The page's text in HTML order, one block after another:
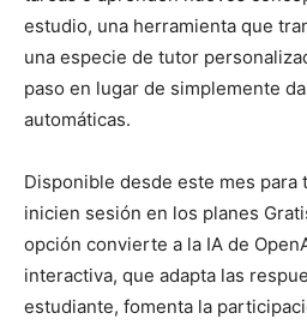
estudio, una herramienta que
una especie de tutor
paso en lugar de simplemente
automáticas.
Disponible desde este mes para
inicien sesión en los planes
opción convierte a la IA de
interactiva, que adapta las
estudiante, fomenta la